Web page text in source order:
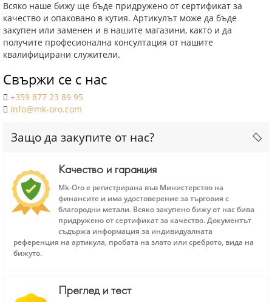
Всяко наше бижу ще бъде придружено от сертификат за
качество и опаковано в кутия. Артикулът може да бъде
закупен или заменен и в нашите магазини, както и да
получите професионална консултация от нашите
квалифицирани служители.
Свържи се с нас
+359 877 23 89 95
info@mk-oro.com
Защо да закупите от нас?
Качество и гаранция
Mk-Oro е регистрирана във Министерство на
финансите и има удостоверение за търговия с
благородни метали. Всяко закупено бижу от нас бива
придружено от сертификат за качество. Документът
съдържа информация за индивидуалната
референция на артикула, пробата на злато или среброто, вида на
бижуто.
Преглед и тест